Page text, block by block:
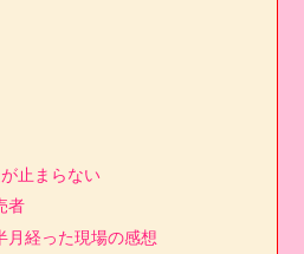
止まらない
者
月経った現場の感想